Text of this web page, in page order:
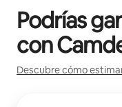
Podrías
con
Descubre cómo